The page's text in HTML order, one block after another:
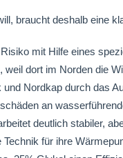
braucht deshalb eine
mit Hilfe eines
dort im Norden die
Nordkap durch das
an
deutlich stabiler,
für ihre